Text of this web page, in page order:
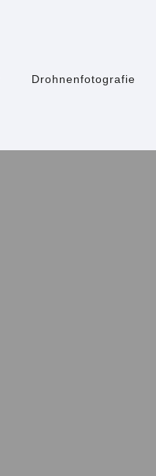
Drohnenfotografie